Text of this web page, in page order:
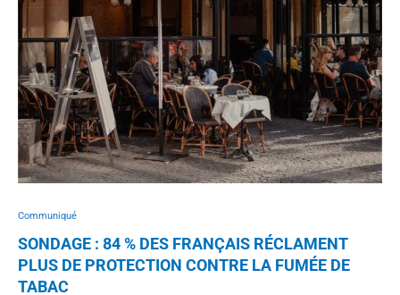
Communiqué
SONDAGE : 84 % DES FRANÇAIS RÉCLAMENT
PLUS DE PROTECTION CONTRE LA FUMÉE DE
TABAC